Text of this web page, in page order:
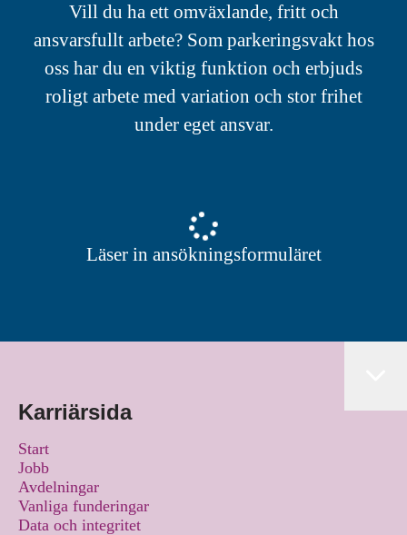
Vill du ha ett omväxlande, fritt och
ansvarsfullt arbete? Som parkeringsvakt hos
oss har du en viktig funktion och erbjuds
roligt arbete med variation och stor frihet
under eget ansvar.
Läser in ansökningsformuläret
Karriärsida
Start
Jobb
Avdelningar
Vanliga funderingar
Data och integritet